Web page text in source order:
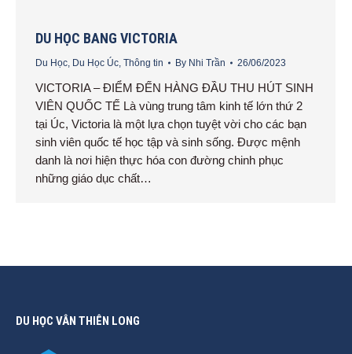
DU HỌC BANG VICTORIA
Du Học, Du Học Úc, Thông tin By Nhi Trần 26/06/2023
VICTORIA – ĐIỂM ĐẾN HÀNG ĐẦU THU HÚT SINH
VIÊN QUỐC TẾ Là vùng trung tâm kinh tế lớn thứ 2
tại Úc, Victoria là một lựa chọn tuyệt vời cho các bạn
sinh viên quốc tế học tập và sinh sống. Được mệnh
danh là nơi hiện thực hóa con đường chinh phục
những giáo dục chất…
DU HỌC VÂN THIÊN LONG